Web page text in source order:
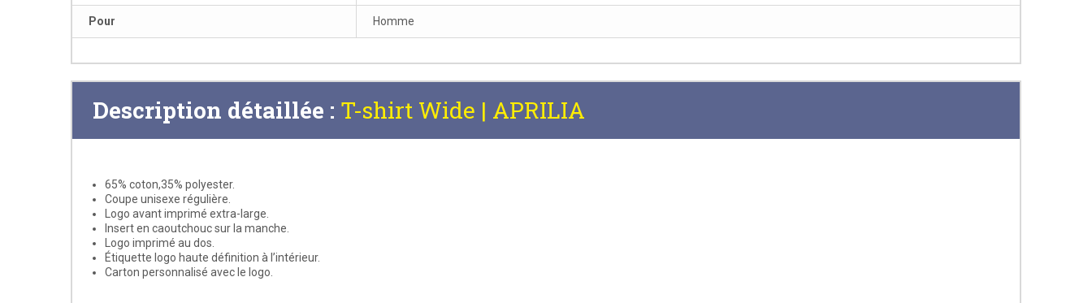
Pour Homme
Description détaillée : T-shirt Wide | APRILIA
65% coton,35% polyester.
Coupe unisexe régulière.
Logo avant imprimé extra-large.
Insert en caoutchouc sur la manche.
Logo imprimé au dos.
Étiquette logo haute définition à l’intérieur.
Carton personnalisé avec le logo.